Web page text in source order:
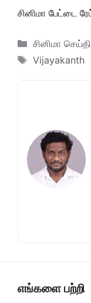
சினிமா பேட்டை
Categories
சினிமா
Tags
Vijayakanth
எங்களை பற்றி